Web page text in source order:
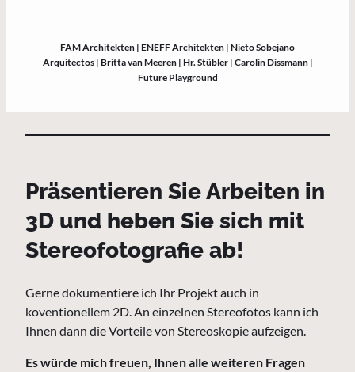
FAM Architekten | ENEFF Architekten | Nieto Sobejano
Arquitectos | Britta van Meeren | Hr. Stübler | Carolin Dissmann |
Future Playground
Präsentieren Sie Arbeiten in
3D und heben Sie sich mit
Stereofotografie ab!
Gerne dokumentiere ich Ihr Projekt auch in
koventionellem 2D. An einzelnen Stereofotos kann ich
Ihnen dann die Vorteile von Stereoskopie aufzeigen.
Es würde mich freuen, Ihnen alle weiteren Fragen